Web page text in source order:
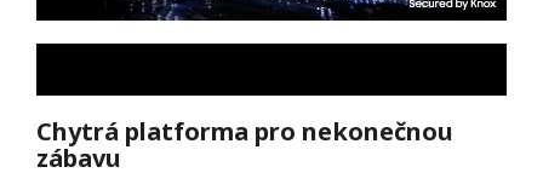
Chytrá platforma pro nekonečnou
zábavu